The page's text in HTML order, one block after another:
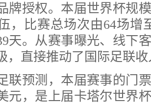
牌授权。本届世界杯规
，比赛总场次由64场增
天。从赛事曝光、线下
，直接推动了国际足联
预测，本届赛事的门票
元，是上届卡塔尔世界